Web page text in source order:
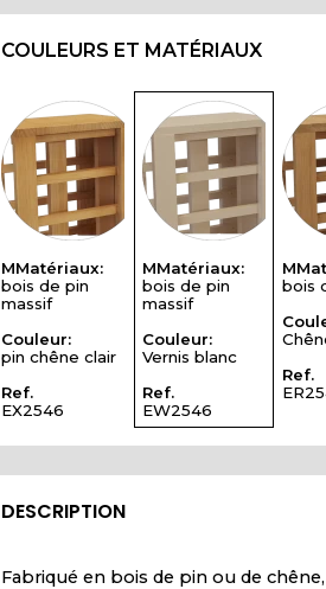
COULEURS ET MATÉRIAUX
MMatériaux:
bois de pin
massif
Couleur:
pin chêne clair
Ref.
EX2546
MMatériaux:
bois de pin
massif
Couleur:
Vernis blanc
Ref.
EW2546
bois
Ref.
DESCRIPTION
Fabriqué en bois de pin ou de